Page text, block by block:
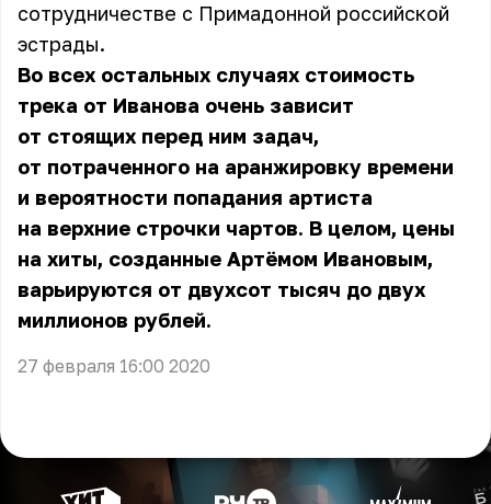
сотрудничестве с Примадонной российской
эстрады.
Во всех остальных случаях стоимость
трека от Иванова очень зависит
от стоящих перед ним задач,
от потраченного на аранжировку времени
и вероятности попадания артиста
на верхние строчки чартов. В целом, цены
на хиты, созданные Артёмом Ивановым,
варьируются от двухсот тысяч до двух
миллионов рублей.
27 февраля 16:00 2020